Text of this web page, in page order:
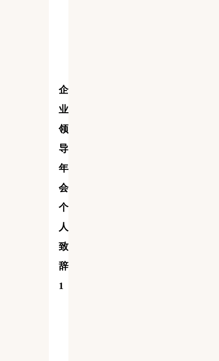
企
业
领
导
年
会
个
人
致
辞
1